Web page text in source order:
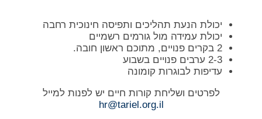
יכולת הנעת תהליכים ותפיסה חינוכית רחבה
יכולת עמידה מול גורמים רשמיים
2 בקרים פנויים, מתוכם ראשון חובה.
2-3 ערבים פנויים בשבוע
עדיפות לבוגרות קומונה
לפרטים ושליחת קורות חיים יש לפנות למייל
hr@tariel.org.il